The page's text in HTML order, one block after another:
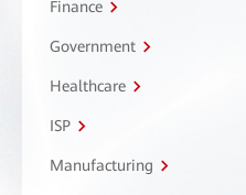
Finance
Government
Healthcare
ISP
Manufacturing